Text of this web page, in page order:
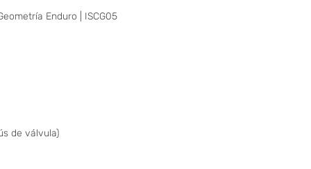
Enduro | ISCG05
de válvula)